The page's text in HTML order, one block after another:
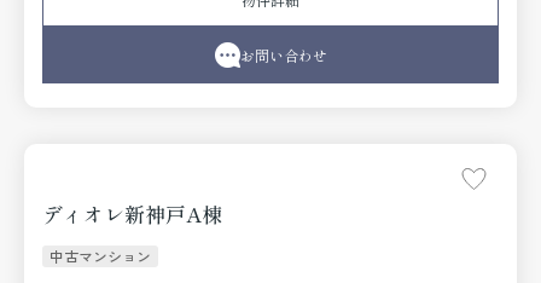
これから先のあなたの生活を豊かにする不動産に出会えま
お問い合わせ
ディオレ新神戸A棟
中古マンション